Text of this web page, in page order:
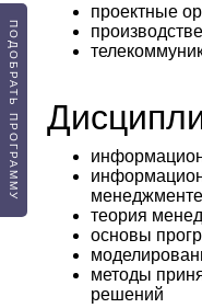
проектные
менеджменте
теория
основы
методы
решений
ПОДОБРАТЬ ПРОГРАММУ